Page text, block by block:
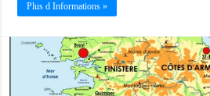
Plus d Informations »